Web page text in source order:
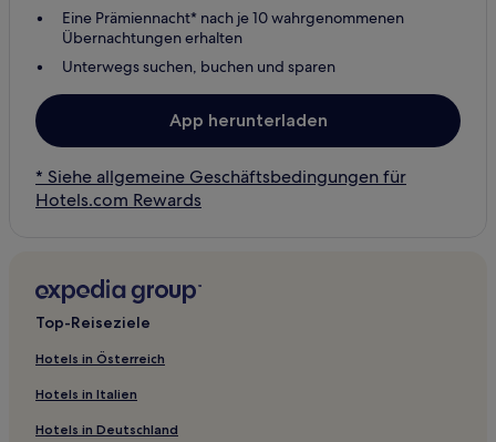
Eine Prämiennacht* nach je 10 wahrgenommenen
Übernachtungen erhalten
Unterwegs suchen, buchen und sparen
App herunterladen
* Siehe allgemeine Geschäftsbedingungen für
Hotels.com Rewards
Top-Reiseziele
Hotels in Österreich
Hotels in Italien
Hotels in Deutschland